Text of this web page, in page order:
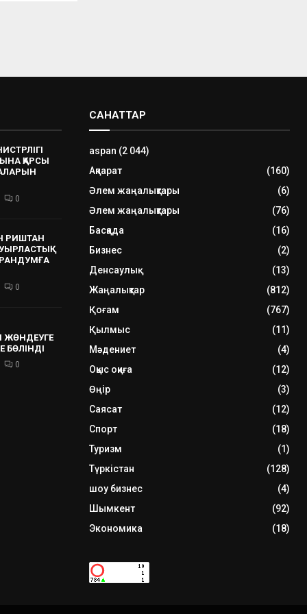
ҚАРСЫ
0
РИШТАН
0
ЖӨНДЕУГЕ
БӨЛІНДІ
0
САНАТТАР
aspan (2 044)
Ақпарат
(160)
Әлем жаңалықтары
(6)
Әлем жаңалықтары
(76)
Басқада
(16)
Бизнес
(2)
Денсаулық
(13)
Жаңалықтар
(812)
Қоғам
(767)
Қылмыс
(11)
Мәдениет
(4)
Оқыс оқиға
(12)
Өңір
(3)
Саясат
(12)
Спорт
(18)
Туризм
(1)
Түркістан
(128)
шоу бизнес
(4)
Шымкент
(92)
Экономика
(18)